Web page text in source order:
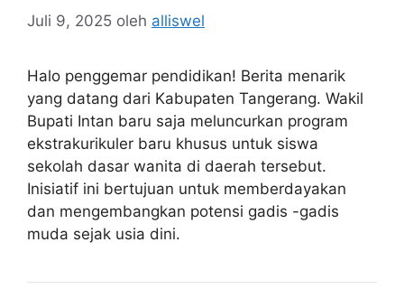
Juli 9, 2025 oleh alliswel
Halo penggemar pendidikan! Berita menarik
yang datang dari Kabupaten Tangerang. Wakil
Bupati Intan baru saja meluncurkan program
ekstrakurikuler baru khusus untuk siswa
sekolah dasar wanita di daerah tersebut.
Inisiatif ini bertujuan untuk memberdayakan
dan mengembangkan potensi gadis -gadis
muda sejak usia dini.